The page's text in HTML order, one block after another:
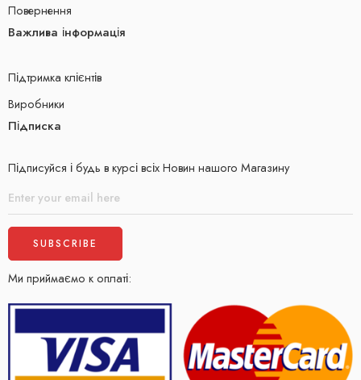
Повернення
Важлива інформація
Підтримка клієнтів
Виробники
Підписка
Підписуйся і будь в курсі всіх Новин нашого Магазину
Ми приймаємо к оплаті: